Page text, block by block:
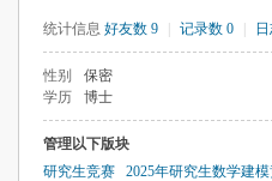
统计信息 好友数 9 记录数 0
性别 保密
学历
博士
管理以下版块
研究生竞赛
2025年研究生数学建